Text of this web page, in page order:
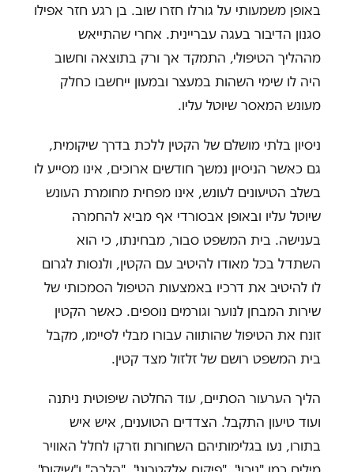
באופן משמעותי על גורלו חזרו שוב. בן רגע חזר אפילו
סגנון הדיבור בעגה עבריינית. אחרי שהתייאש
מההליך הטיפולי, התמקד אך ורק בתוצאה וחשוב
היה לו שימי השהות במעצר ובמעון ייחשבו כחלק
מעונש המאסר שיוטל עליו.
ניסיון בלתי מושלם של הקטין ללכת בדרך שיקומית,
גם כאשר הניסיון נמשך חודשים ארוכים, אינו מסייע לו
בשלב הטיעונים לעונש, אינו מפחית מחומרת העונש
שיוטל עליו ובאופן אבסורדי אף מביא להחמרה
בענישה. בית המשפט סבור, מבחינתו, כי הוא
השתדל בכל מאודו להיטיב עם הקטין, ולנסות לגרום
לו להיטיב את דרכיו באמצעות הטיפול הסמכותי של
שירות המבחן לנוער וגורמים נוספים. כאשר הקטין
זונח את הטיפול שהותווה עבורו מבלי לסיימו, מקבל
בית המשפט רושם של זלזול מצד קטין.
הליך הערעור הסתיים, עוד החלטה שיפוטית ניתנה
ועוד טיעון התקבל. הצדדים הטוענים, איש איש
בתורו, נעו בגלימותיהם השחורות וזרקו לחלל האוויר